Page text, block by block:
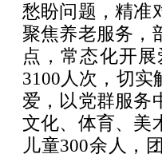
愁盼问题，精准
聚焦养老服务，
点，常态化开
3100人次，切
爱，以党群服务
文化、体育、美
儿童300余人，